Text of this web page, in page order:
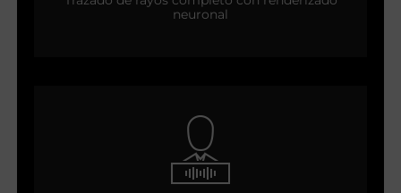
neuronal